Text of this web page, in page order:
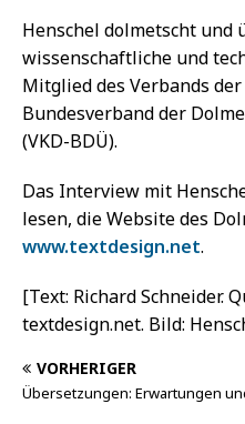
Henschel dolmetscht und
wissenschaftliche und
Mitglied des Verbands
Bundesverband der
(VKD-BDÜ).
Das Interview mit
lesen, die Website des
www.textdesign.net.
[Text: Richard Schneider.
textdesign.net. Bild:
VORHERIGER
Übersetzungen: Erwartungen